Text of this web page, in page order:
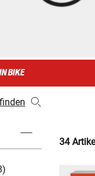
BIKE
34